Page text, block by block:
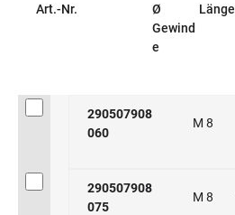
Art.-Nr.
Ø
Gewind
e
Länge
290507908
060
M 8
290507908
075
M 8